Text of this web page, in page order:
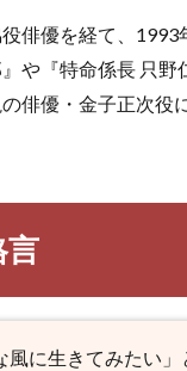
俳優を経て、
や『特命係長 只野
の俳優・金子正次
言
風に生きてみたい